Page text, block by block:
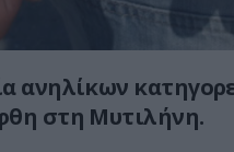
ανηλίκων
στη Μυτιλήνη.